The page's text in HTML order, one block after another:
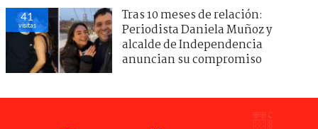
41
visitas
Tras 10 meses de relación:
Periodista Daniela Muñoz y
alcalde de Independencia
anuncian su compromiso